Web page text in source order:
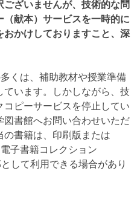
ございませんが、技術的な問
献本）サービスを一時的に
かけしておりますこと、深
くは、補助教材や授業準備
います。しかしながら、技
ピーサービスを停止してい
書館へお問い合わせいただ
の書籍は、印刷版または
子書籍コレクション
して利用できる場合があり